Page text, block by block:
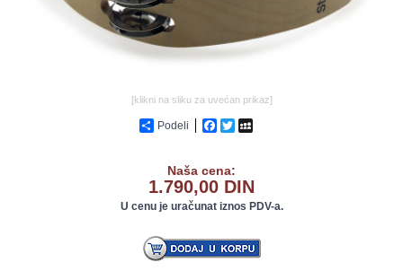
[klikni na sliku za uvećan prikaz]
Podeli Facebook
Twitter
Naša cena:
1.790,00 DIN
U cenu je uračunat iznos PDV-a.